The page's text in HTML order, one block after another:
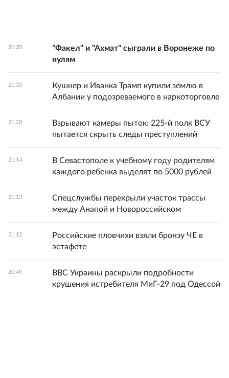
21:35
"Факел" и "Ахмат" сыграли в Воронеже по
нулям
21:33
Кушнер и Иванка Трамп купили землю в
Албании у подозреваемого в наркоторговле
21:20
Взрывают камеры пыток: 225-й полк ВСУ
пытается скрыть следы преступлений
21:14
В Севастополе к учебному году родителям
каждого ребенка выделят по 5000 рублей
21:13
Спецслужбы перекрыли участок трассы
между Анапой и Новороссийском
21:12
Российские пловчихи взяли бронзу ЧЕ в
эстафете
20:49
ВВС Украины раскрыли подробности
крушения истребителя МиГ-29 под Одессой